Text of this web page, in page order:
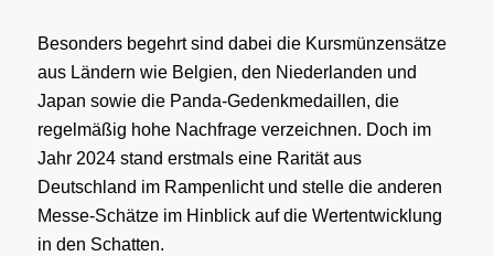
Besonders begehrt sind dabei die Kursmünzensätze
aus Ländern wie Belgien, den Niederlanden und
Japan sowie die Panda-Gedenkmedaillen, die
regelmäßig hohe Nachfrage verzeichnen. Doch im
Jahr 2024 stand erstmals eine Rarität aus
Deutschland im Rampenlicht und stelle die anderen
Messe-Schätze im Hinblick auf die Wertentwicklung
in den Schatten.